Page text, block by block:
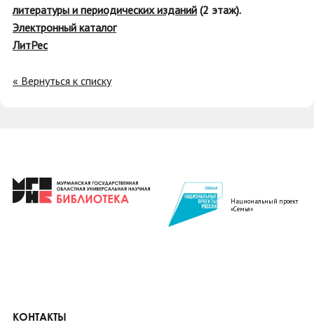
литературы и периодических изданий (2 этаж).
Электронный каталог
ЛитРес
« Вернуться к списку
Национальный проект
«Семья»
КОНТАКТЫ